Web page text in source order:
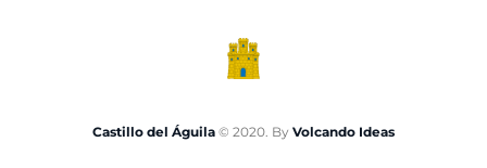
Castillo del Águila © 2020. By Volcando Ideas